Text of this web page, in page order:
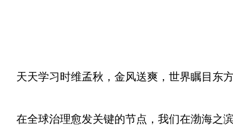
天天学习时维孟秋，金风送爽，世界瞩目东方
在全球治理愈发关键的节点，我们在渤海之滨